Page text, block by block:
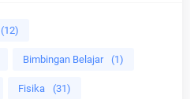
(12)
Bimbingan Belajar (1)
Fisika (31)